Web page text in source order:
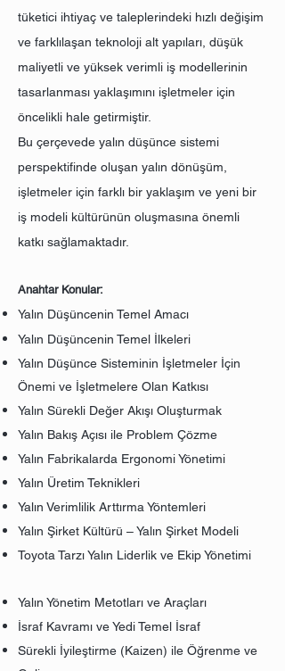
tüketici ihtiyaç ve taleplerindeki hızlı değişim
ve farklılaşan teknoloji alt yapıları, düşük
maliyetli ve yüksek verimli iş modellerinin
tasarlanması yaklaşımını işletmeler için
öncelikli hale getirmiştir.
Bu çerçevede yalın düşünce sistemi
perspektifinde oluşan yalın dönüşüm,
işletmeler için farklı bir yaklaşım ve yeni bir
iş modeli kültürünün oluşmasına önemli
katkı sağlamaktadır.
Anahtar Konular:
Yalın Düşüncenin Temel Amacı
Yalın Düşüncenin Temel İlkeleri
Yalın Düşünce Sisteminin İşletmeler İçin
Önemi ve İşletmelere Olan Katkısı
Yalın Sürekli Değer Akışı Oluşturmak
Yalın Bakış Açısı ile Problem Çözme
Yalın Fabrikalarda Ergonomi Yönetimi
Yalın Üretim Teknikleri
Yalın Verimlilik Arttırma Yöntemleri
Yalın Şirket Kültürü – Yalın Şirket Modeli
Toyota Tarzı Yalın Liderlik ve Ekip Yönetimi
Yalın Yönetim Metotları ve Araçları
İsraf Kavramı ve Yedi Temel İsraf
Sürekli İyileştirme (Kaizen) ile Öğrenme ve